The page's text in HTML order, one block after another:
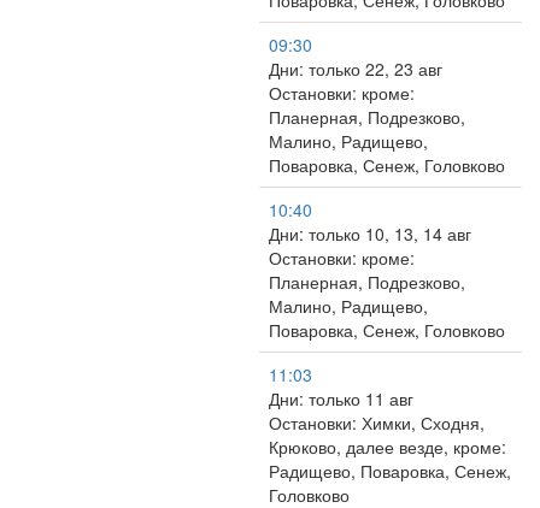
09:30
Дни: только 22, 23 авг
Остановки: кроме:
Планерная, Подрезково,
Малино, Радищево,
Поваровка, Сенеж, Головково
10:40
Дни: только 10, 13, 14 авг
Остановки: кроме:
Планерная, Подрезково,
Малино, Радищево,
Поваровка, Сенеж, Головково
11:03
Дни: только 11 авг
Остановки: Химки, Сходня,
Крюково, далее везде, кроме:
Радищево, Поваровка, Сенеж,
Головково